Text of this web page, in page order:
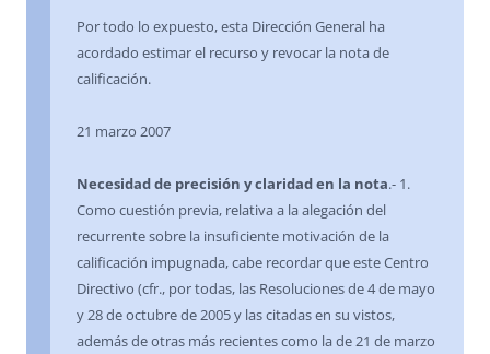
Por todo lo expuesto, esta Dirección General ha
acordado estimar el recurso y revocar la nota de
calificación.
21 marzo 2007
Necesidad de precisión y claridad en la nota.- 1.
Como cuestión previa, relativa a la alegación del
recurrente sobre la insuficiente motivación de la
calificación impugnada, cabe recordar que este Centro
Directivo (cfr., por todas, las Resoluciones de 4 de mayo
y 28 de octubre de 2005 y las citadas en su vistos,
además de otras más recientes como la de 21 de marzo